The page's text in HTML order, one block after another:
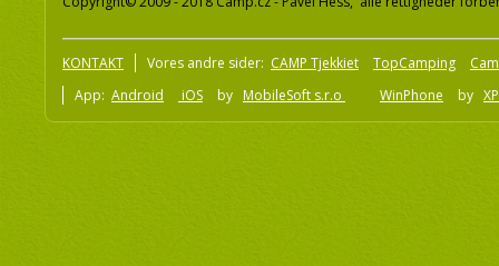
KONTAKT Vores andre sider: CAMP Tjekkiet TopCamping
App: Android iOS by MobileSoft s.r.o WinPhone by